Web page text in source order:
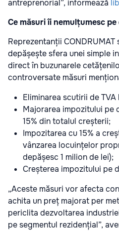
antreprenorial”, informează
Ce măsuri îi nemulțumesc
Reprezentanții
depășește sfera unei simple
direct în buzunarele
controversate măsuri
Eliminarea scutirii de
Majorarea impozitului pe
15% din totalul creșterii;
Impozitarea cu 15% a
vânzarea locuințelor
depășesc 1 milion de lei);
Creșterea impozitului pe
„Aceste măsuri vor afecta
achita un preț majorat per
periclita dezvoltarea
pe segmentul rezidențial”,